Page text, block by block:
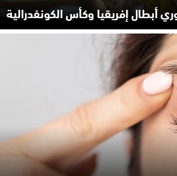
إفريقيا وكأس الكونفدرالية